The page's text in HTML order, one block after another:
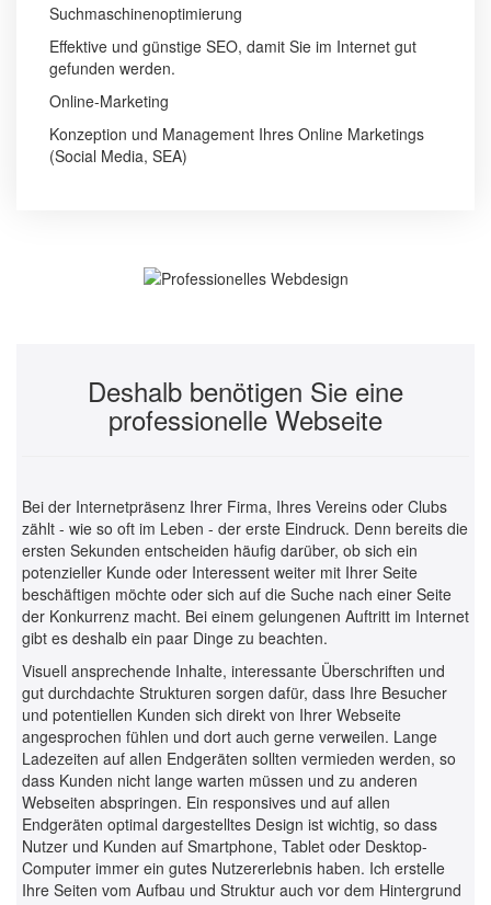
Suchmaschinenoptimierung
Effektive und günstige SEO, damit Sie im Internet gut
gefunden werden.
Online-Marketing
Konzeption und Management Ihres Online Marketings
(Social Media, SEA)
Deshalb benötigen Sie eine
professionelle Webseite
Bei der Internetpräsenz Ihrer Firma, Ihres Vereins oder Clubs
zählt - wie so oft im Leben - der erste Eindruck. Denn bereits die
ersten Sekunden entscheiden häufig darüber, ob sich ein
potenzieller Kunde oder Interessent weiter mit Ihrer Seite
beschäftigen möchte oder sich auf die Suche nach einer Seite
der Konkurrenz macht. Bei einem gelungenen Auftritt im Internet
gibt es deshalb ein paar Dinge zu beachten.
Visuell ansprechende Inhalte, interessante Überschriften und
gut durchdachte Strukturen sorgen dafür, dass Ihre Besucher
und potentiellen Kunden sich direkt von Ihrer Webseite
angesprochen fühlen und dort auch gerne verweilen. Lange
Ladezeiten auf allen Endgeräten sollten vermieden werden, so
dass Kunden nicht lange warten müssen und zu anderen
Webseiten abspringen. Ein responsives und auf allen
Endgeräten optimal dargestelltes Design ist wichtig, so dass
Nutzer und Kunden auf Smartphone, Tablet oder Desktop-
Computer immer ein gutes Nutzererlebnis haben. Ich erstelle
Ihre Seiten vom Aufbau und Struktur auch vor dem Hintergrund